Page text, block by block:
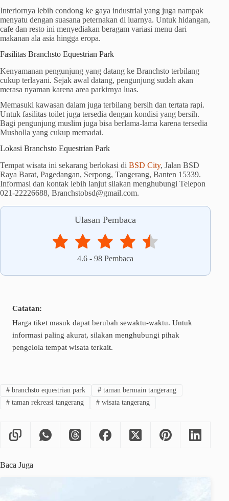
Interiornya lebih condong ke gaya industrial yang juga nampak
menyatu dengan suasana peternakan di luarnya. Untuk hidangan,
cafe dan resto ini menyediakan beragam variasi menu dari
makanan ala asia hingga eropa.
Fasilitas Branchsto Equestrian Park
Kenyamanan pengunjung yang datang ke Branchsto terbilang
cukup terlayani. Sejak awal datang, pengunjung sudah akan
merasa nyaman karena area parkirnya luas.
Memasuki kawasan dalam juga terbilang bersih dan tertata rapi.
Untuk fasilitas toilet juga tersedia dengan kondisi yang bersih.
Bagi pengunjung muslim juga bisa berlama-lama karena tersedia
Musholla yang cukup memadai.
Lokasi Branchsto Equestrian Park
Tempat wisata ini sekarang berlokasi di BSD City, Jalan BSD
Raya Barat, Pagedangan, Serpong, Tangerang, Banten 15339.
Informasi dan kontak lebih lanjut silakan menghubungi Telepon
021-22226688, Branchstobsd@gmail.com.
Ulasan Pembaca
4.6 -98 Pembaca
Catatan:
Harga tiket masuk dapat berubah sewaktu-waktu. Untuk
informasi paling akurat, silakan menghubungi pihak
pengelola tempat wisata terkait.
#branchsto equestrian park #taman bermain tangerang
#taman rekreasi tangerang #wisata tangerang
Baca Juga